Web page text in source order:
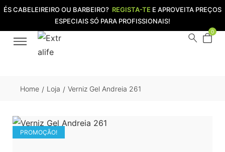
ÉS CABELEIREIRO OU BARBEIRO? REGISTA-TE E APROVEITA PREÇOS
ESPECIAIS SÓ PARA PROFISSIONAIS!
0
Home / Loja / Verniz Gel Andreia 261
PROMOÇÃO!